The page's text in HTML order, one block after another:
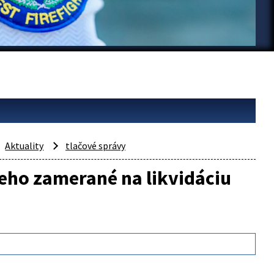
Aktuality tlačové správy
zamerané na likvidáciu